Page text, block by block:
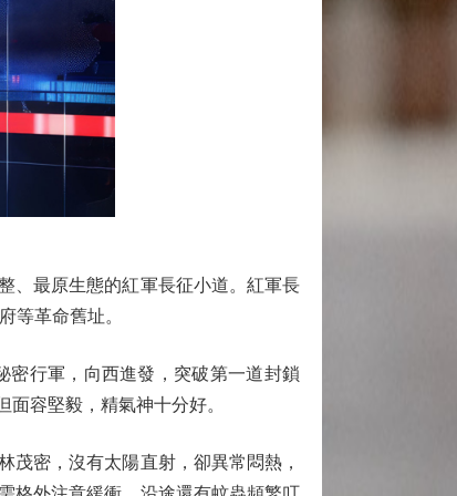
最原生態的紅軍長征小道。紅軍長
等革命舊址。
行軍，向西進發，突破第一道封鎖
容堅毅，精氣神十分好。
密，沒有太陽直射，卻異常悶熱，